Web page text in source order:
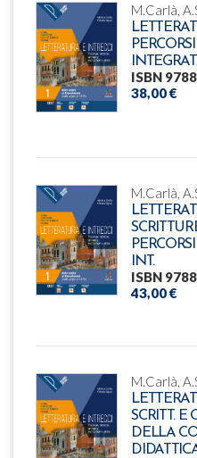
M.Carlà,
ISBN
38,00 €
M.Carlà,
INT.
ISBN
43,00 €
M.Carlà,
SCRITT. E
DELLA